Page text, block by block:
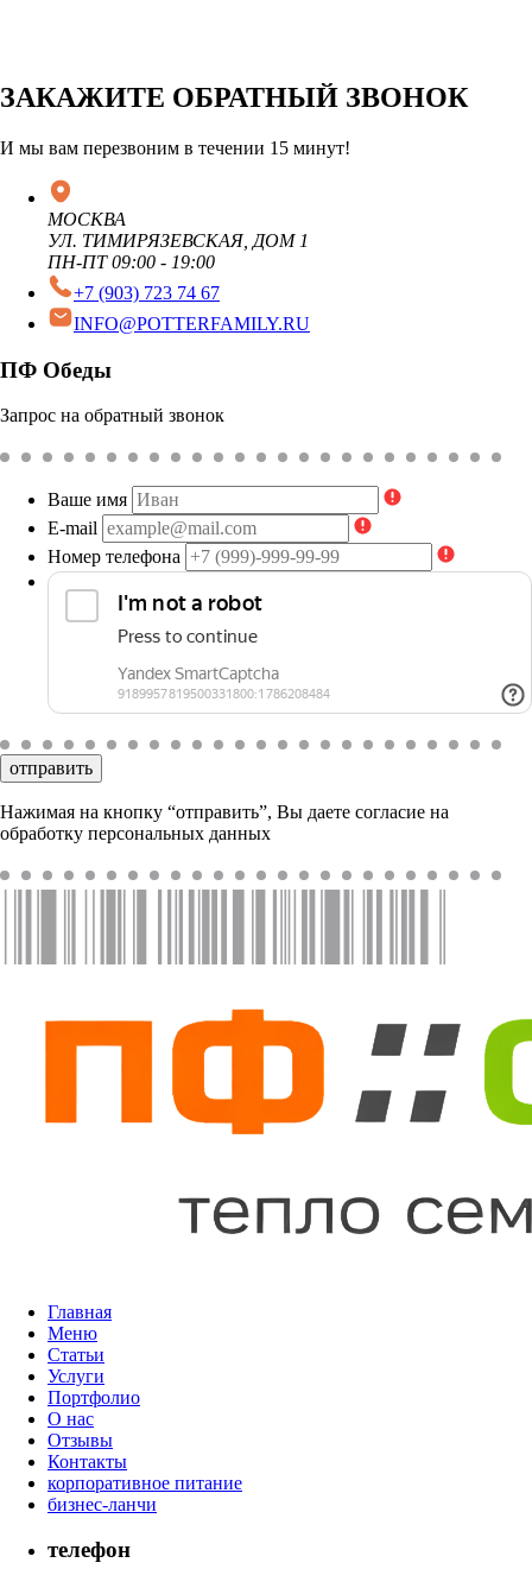
ЗАКАЖИТЕ ОБРАТНЫЙ ЗВОНОК
И мы вам перезвоним в течении 15 минут!
МОСКВА
УЛ. ТИМИРЯЗЕВСКАЯ, ДОМ 1
ПН-ПТ 09:00 - 19:00
+7 (903) 723 74 67
INFO@POTTERFAMILY.RU
ПФ Обеды
Запрос на обратный звонок
Ваше имя
E-mail
Номер телефона
отправить
Нажимая на кнопку “отправить”, Вы даете согласие на
обработку персональных данных
Главная
Меню
Статьи
Услуги
Портфолио
О нас
Отзывы
Контакты
корпоративное питание
бизнес-ланчи
телефон